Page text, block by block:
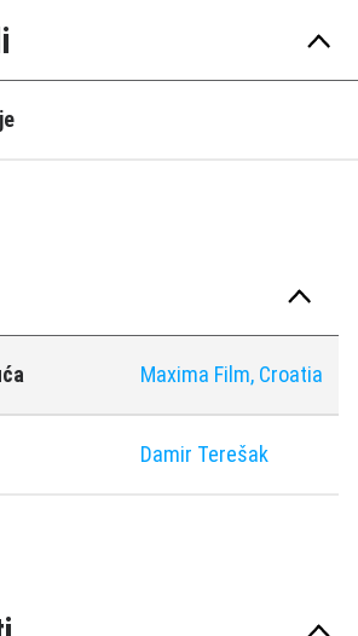
Maxima Film, Croatia
Damir Terešak